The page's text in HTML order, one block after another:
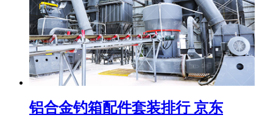
铝合金钓箱配件套装排行 京东